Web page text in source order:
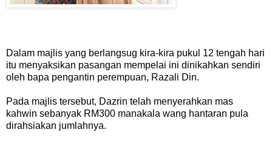
Dalam majlis yang berlangsug kira-kira pukul 12 tengah hari
itu menyaksikan pasangan mempelai ini dinikahkan sendiri
oleh bapa pengantin perempuan, Razali Din.
Pada majlis tersebut, Dazrin telah menyerahkan mas
kahwin sebanyak RM300 manakala wang hantaran pula
dirahsiakan jumlahnya.